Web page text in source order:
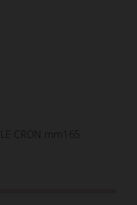
CRON mm165